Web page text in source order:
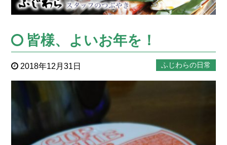
皆様、よいお年を！
2018年12月31日 ふじわらの日常